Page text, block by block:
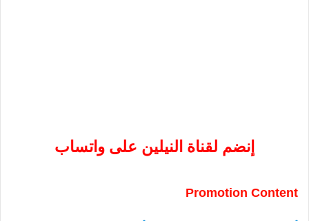
إنضم لقناة النيلين على واتساب
Promotion Content